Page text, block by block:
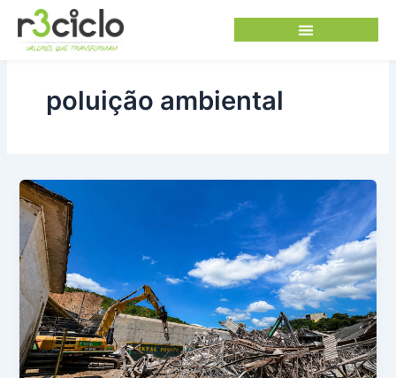
para
poluição ambiental